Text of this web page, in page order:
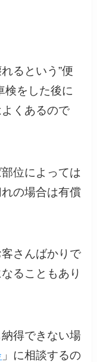
るという”便
検をした後に
よくあるので
位によっては
の場合は有償
さんばかりで
ることもあり
得できない場
」に相談するの